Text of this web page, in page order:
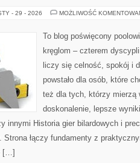
- 29 - 2026 MOŻLIWOŚĆ
To blog poświęcony
kręglom – czterem
liczy się celność, spokój i
powstało dla osób, które
też dla tych, którzy mierzą
doskonalenie, lepsze
innymi Historia gier bilardowych i
Strona łączy fundamenty z
[…]